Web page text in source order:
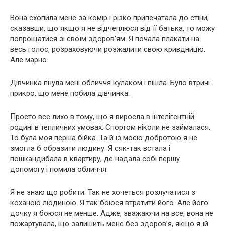
Вона схопила мене за комір і різко припечатала до стіни,
сказавши, що якщо я не відчеплюся від її батька, то можу
попрощатися зі своїм здоров’ям. Я почала плакати на
весь голос, розраховуючи розжалити свою кривдницю.
Але марно.
Дівчинка пнула мені обличчя кулаком і пішла. Було втричі
прикро, що мене побила дівчинка.
Просто все лихо в тому, що я виросла в інтелігентній
родині в тепличних умовах. Спортом ніколи не займалася.
То була моя перша бійка. Та й із моєю добротою я не
змогла б образити людину. Я сяк-так встала і
пошкандибала в квартиру, де надала собі першу
допомогу і помила обличчя.
Я не знаю що робити. Так не хочеться розлучатися з
коханою людиною. Я так боюся втратити його. Але його
дочку я боюся не менше. Адже, зважаючи на все, вона не
пожартувала, що залишить мене без здоров’я, якщо я їй